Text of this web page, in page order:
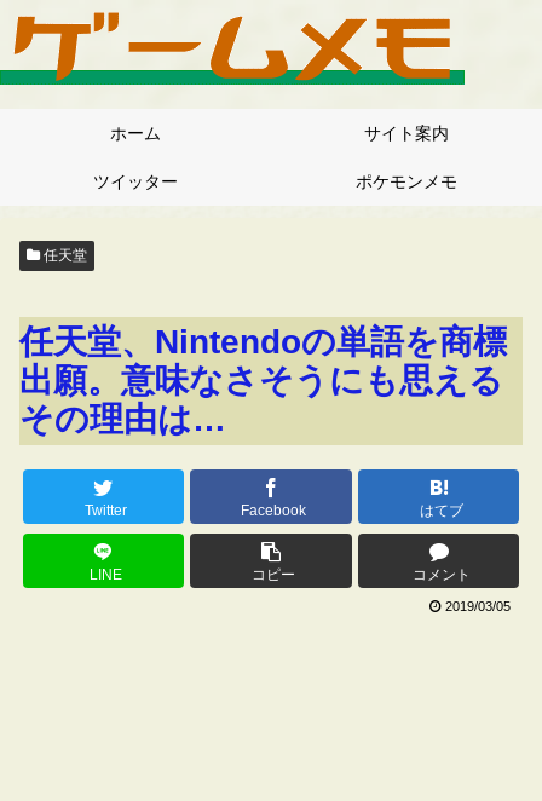
ホーム サイト案内
ツイッター ポケモンメモ
任天堂
任天堂、Nintendoの単語を商標
出願。意味なさそうにも思える
その理由は…
Twitter Facebook はてブ
LINE コピー コメント
2019/03/05